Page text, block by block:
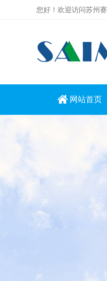
您好！欢迎访问苏州
网站首页